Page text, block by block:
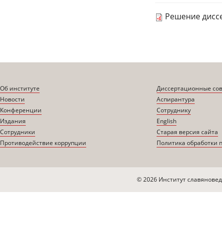
Решение
Об институте
Новости
Конференции
Издания
Сотрудники
Противодействие коррупции
Диссертационные
Аспирантура
Сотруднику
English
Старая версия сайта
Политика обработки
© 2026 Институт